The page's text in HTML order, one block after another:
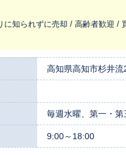
に知られずに売却 / 高齢者歓迎 /
高知県高知市杉井
毎週水曜、第一・第
9:00～18:00